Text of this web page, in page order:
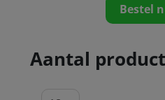
Bestel
Aantal